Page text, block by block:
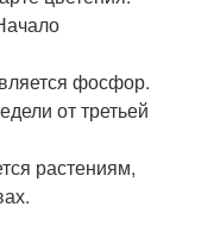
фосфор.
от третьей
растениям,